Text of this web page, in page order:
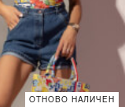
ОТНОВО НАЛИЧЕН